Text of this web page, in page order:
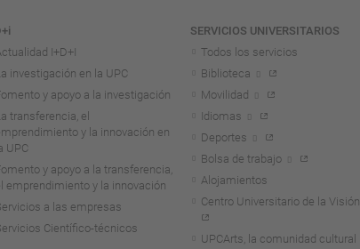
I+D+I
investigación en la UPC
y apoyo a la investigación
transferencia, el
y la innovación en
UPC
y apoyo a la transferencia,
emprendimiento y la innovación
a las empresas
Científico-técnicos
SERVICIOS UNIVERSITARIOS
Todos los servicios
Biblioteca
Movilidad
Idiomas
Deportes
Bolsa de trabajo
Alojamientos
Centro Universitario de la Visión
UPCArts, la comunidad cultural